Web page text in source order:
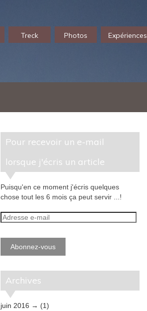
Treck Photos Expériences
Pour recevoir un e-mail
lorsque j'écris un article
Puisqu'en ce moment j'écris quelques
chose tout les 6 mois ça peut servir ...!
Adresse
mail
Abonnez-vous
Archives
juin 2016
(1)